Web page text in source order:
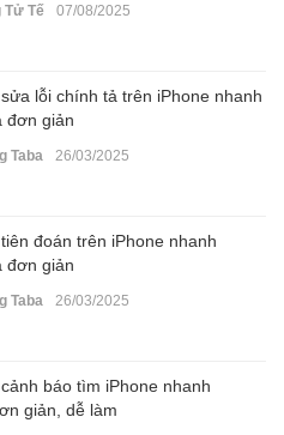
Tử Tế 07/08/2025
lỗi chính tả trên iPhone nhanh
đơn giản
Taba 26/03/2025
đoán trên iPhone nhanh
đơn giản
Taba 26/03/2025
báo tìm iPhone nhanh
giản, dễ làm